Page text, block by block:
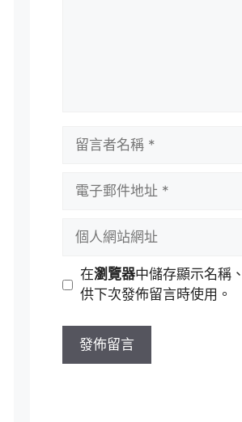
址
站
址
在瀏覽器中儲存顯示名稱
供下次發佈留言時使用。